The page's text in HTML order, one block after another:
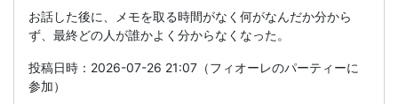
お話した後に、メモを取る時間がなく何がなんだか分から
ず、最終どの人が誰かよく分からなくなった。
投稿日時：2026-07-26 21:07（フィオーレのパーティーに
参加）